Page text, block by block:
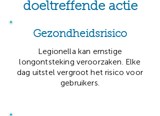
doeltreffende actie
Gezondheidsrisico
Legionella kan ernstige
longontsteking veroorzaken. Elke
dag uitstel vergroot het risico voor
gebruikers.